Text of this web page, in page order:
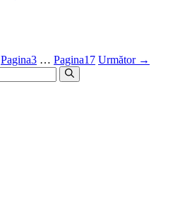
Pagina3 … Pagina17 Următor →